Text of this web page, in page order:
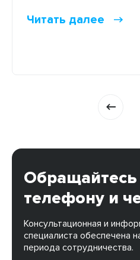
материала для крыльца
только эстетические
Читать далее
телефону и
Консультационная и
специалиста обеспечена
периода сотрудничества.